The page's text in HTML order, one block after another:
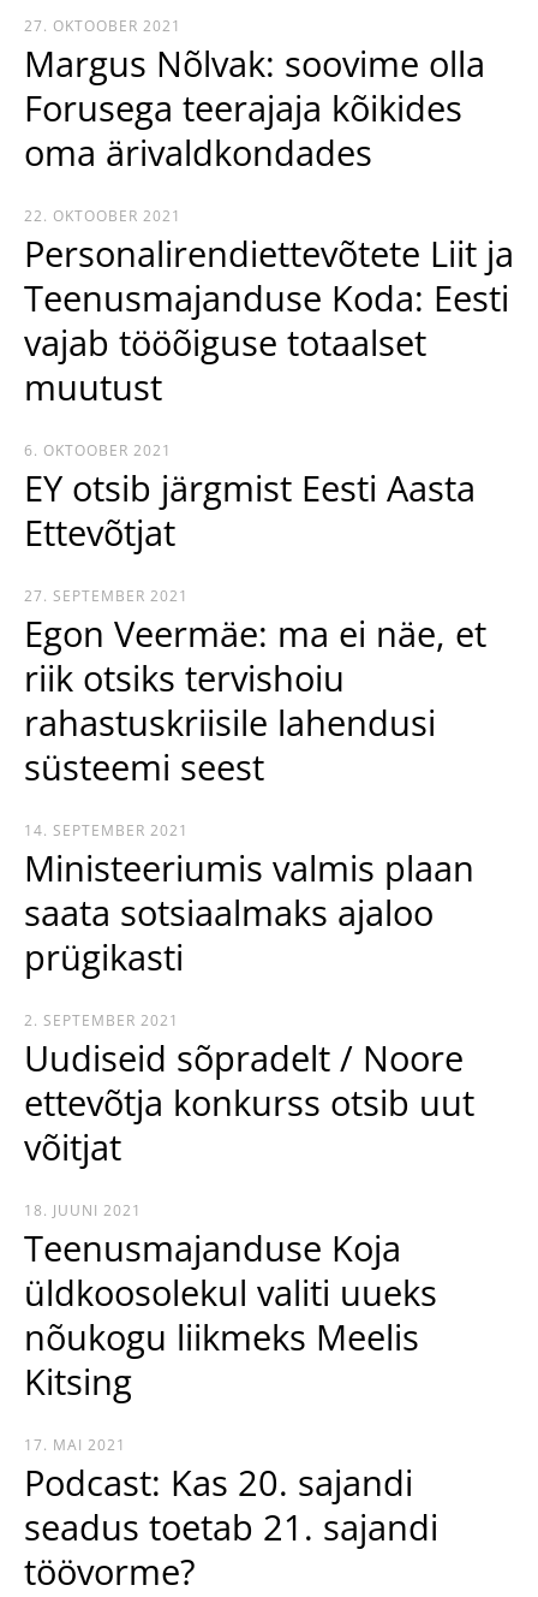
27. OKTOOBER 2021
Margus Nõlvak: soovime olla
Forusega teerajaja kõikides
oma ärivaldkondades
22. OKTOOBER 2021
Personalirendiettevõtete Liit ja
Teenusmajanduse Koda: Eesti
vajab tööõiguse totaalset
muutust
6. OKTOOBER 2021
EY otsib järgmist Eesti Aasta
Ettevõtjat
27. SEPTEMBER 2021
Egon Veermäe: ma ei näe, et
riik otsiks tervishoiu
rahastuskriisile lahendusi
süsteemi seest
14. SEPTEMBER 2021
Ministeeriumis valmis plaan
saata sotsiaalmaks ajaloo
prügikasti
2. SEPTEMBER 2021
Uudiseid sõpradelt / Noore
ettevõtja konkurss otsib uut
võitjat
18. JUUNI 2021
Teenusmajanduse Koja
üldkoosolekul valiti uueks
nõukogu liikmeks Meelis
Kitsing
17. MAI 2021
Podcast: Kas 20. sajandi
seadus toetab 21. sajandi
töövorme?